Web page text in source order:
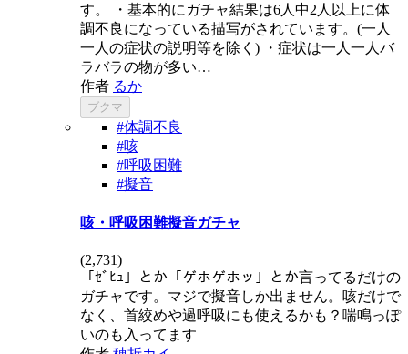
す。 ・基本的にガチャ結果は6人中2人以上に体
調不良になっている描写がされています。(一人
一人の症状の説明等を除く) ・症状は一人一人バ
ラバラの物が多い…
作者 るか
ブクマ
#体調不良
#咳
#呼吸困難
#擬音
咳・呼吸困難擬音ガチャ
(2,731)
「ｾﾞﾋｭ」とか「ゲホゲホッ」とか言ってるだけの
ガチャです。マジで擬音しか出ません。咳だけで
なく、首絞めや過呼吸にも使えるかも？喘鳴っぽ
いのも入ってます